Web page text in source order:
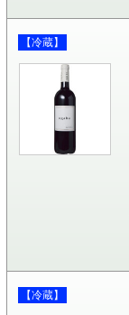
【冷蔵】
【冷蔵】